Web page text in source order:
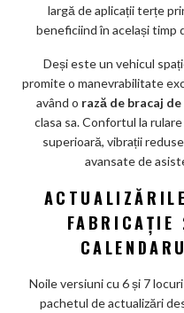
largă de aplicații terțe
beneficiind în același timp
Deși este un vehicul
promite o manevrabilitate
având o rază de bracaj
clasa sa. Confortul la
superioară, vibrații
avansate de
Noile versiuni cu 6 și 7
pachetul de actualizări